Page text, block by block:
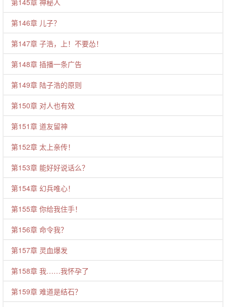
第145章 神秘人
第146章 儿子？
第147章 子浩，上！不要怂！
第148章 插播一条广告
第149章 陆子浩的原则
第150章 对人也有效
第151章 道友留神
第152章 太上亲传！
第153章 能好好说话么？
第154章 幻兵唯心！
第155章 你给我住手！
第156章 命令我？
第157章 灵血爆发
第158章 我……我怀孕了
第159章 难道是结石？